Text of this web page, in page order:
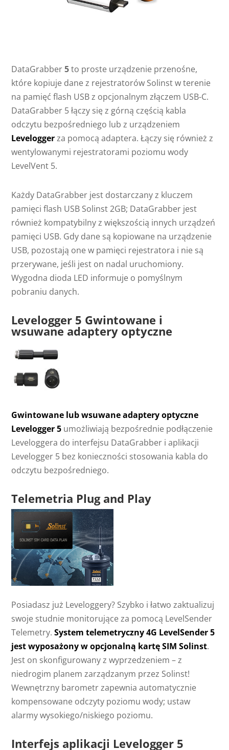
DataGrabber5to proste urządzenie przenośne,
które kopiuje dane z rejestratorów Solinst w terenie
na pamięć flash USB z opcjonalnym złączem USB-C.
DataGrabber 5 łączy się z górną częścią kabla
odczytu bezpośredniego lub z urządzeniem
Leveloggerza pomocą adaptera. Łączy się również z
wentylowanymi rejestratorami poziomu wody
LevelVent 5.
Każdy DataGrabber jest dostarczany z kluczem
pamięci flash USB Solinst 2GB; DataGrabber jest
również kompatybilny z większością innych urządzeń
pamięci USB. Gdy dane są kopiowane na urządzenie
USB, pozostają one w pamięci rejestratora i nie są
przerywane, jeśli jest on nadal uruchomiony.
Wygodna dioda LED informuje o pomyślnym
pobraniu danych.
Levelogger 5 Gwintowane i
wsuwane adaptery optyczne
Gwintowane lub wsuwane adaptery optyczne
Levelogger 5 umożliwiają bezpośrednie podłączenie
Leveloggera do interfejsu DataGrabber i aplikacji
Levelogger 5 bez konieczności stosowania kabla do
odczytu bezpośredniego.
Telemetria Plug and Play
Posiadasz już Leveloggery? Szybko i łatwo zaktualizuj
swoje studnie monitorujące za pomocą LevelSender
Telemetry.System telemetryczny 4G LevelSender 5
jest wyposażony w opcjonalną kartę SIM Solinst.
Jest on skonfigurowany z wyprzedzeniem – z
niedrogim planem zarządzanym przez Solinst!
Wewnętrzny barometr zapewnia automatycznie
kompensowane odczyty poziomu wody; ustaw
alarmy wysokiego/niskiego poziomu.
Interfejs aplikacji Levelogger 5